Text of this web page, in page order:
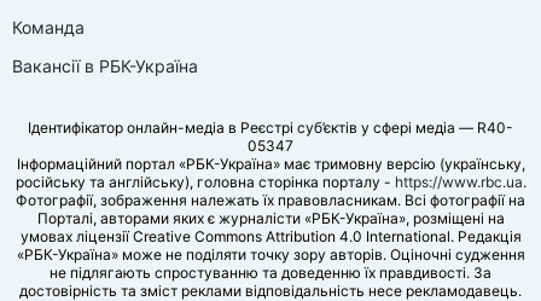
Команда
Вакансії в РБК-Україна
Ідентифікатор онлайн-медіа в Реєстрі суб’єктів у сфері медіа — R40-
05347
Інформаційний портал «РБК-Україна» має тримовну версію (українську,
російську та англійську), головна сторінка порталу - https://www.rbc.ua.
Фотографії, зображення належать їх правовласникам. Всі фотографії на
Порталі, авторами яких є журналісти «РБК-Україна», розміщені на
умовах ліцензії Creative Commons Attribution 4.0 International. Редакція
«РБК-Україна» може не поділяти точку зору авторів. Оціночні судження
не підлягають спростуванню та доведенню їх правдивості. За
достовірність та зміст реклами відповідальність несе рекламодавець.